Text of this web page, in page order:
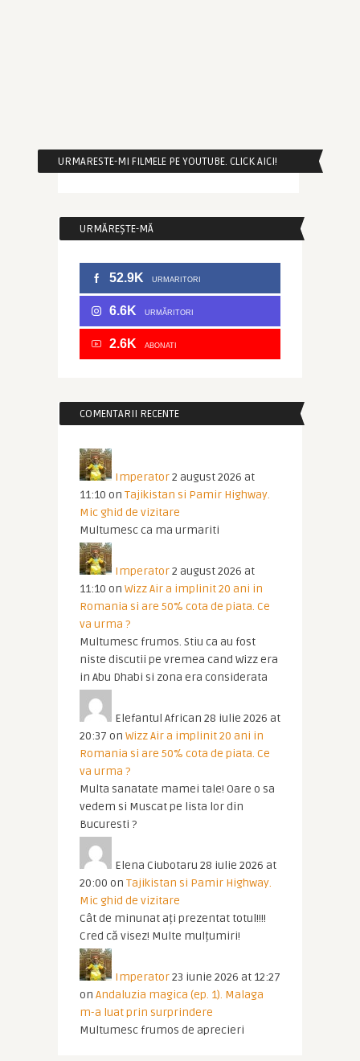
URMARESTE-MI FILMELE PE YOUTUBE. CLICK AICI!
URMĂREȘTE-MĂ
52.9K URMARITORI
6.6K URMĂRITORI
2.6K ABONATI
COMENTARII RECENTE
Imperator2 august 2026 at
11:10 on Tajikistan si Pamir Highway.
Mic ghid de vizitare
Multumesc ca ma urmariti
Imperator2 august 2026 at
11:10 on Wizz Air a implinit 20 ani in
Romania si are 50% cota de piata. Ce
va urma ?
Multumesc frumos. Stiu ca au fost
niste discutii pe vremea cand Wizz era
in Abu Dhabi si zona era considerata
Elefantul African 28 iulie 2026 at
20:37 on Wizz Air a implinit 20 ani in
Romania si are 50% cota de piata. Ce
va urma ?
Multa sanatate mamei tale! Oare o sa
vedem si Muscat pe lista lor din
Bucuresti ?
Elena Ciubotaru 28 iulie 2026 at
20:00 on Tajikistan si Pamir Highway.
Mic ghid de vizitare
Cât de minunat ați prezentat totul!!!!
Cred că visez! Multe mulțumiri!
Imperator23 iunie 2026 at 12:27
on Andaluzia magica (ep. 1). Malaga
m-a luat prin surprindere
Multumesc frumos de aprecieri